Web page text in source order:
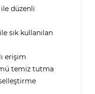
düzenli
sık kullanılan
erişim
temiz tutma